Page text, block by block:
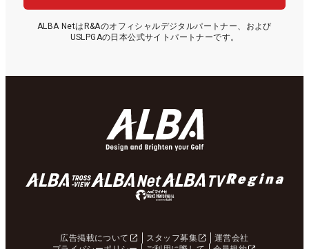
ALBA NetはR&Aのオフィシャルデジタルパートナー、および
USLPGAの日本公式サイトパートナーです。
広告掲載について スタッフ募集
運営会社